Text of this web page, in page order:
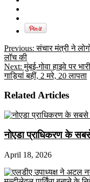
Previous: संचार मंत्री ने
लॉच की
Next: मुंबई-गोवा हाइवे पर
गाड़ियां बहीं, 2 मरे, 20 लापता
Related Articles
नोएडा प्राधिकरण के
April 18, 2026